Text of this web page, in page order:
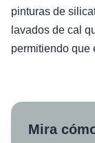
pinturas de
lavados de cal
permitiendo que
Mira